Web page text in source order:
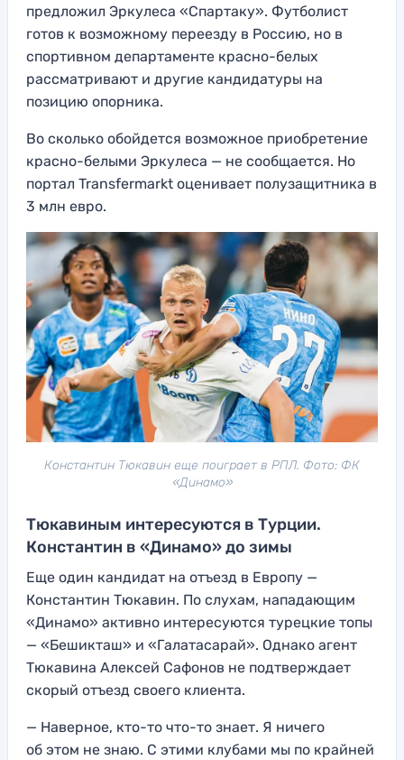
предложил Эркулеса «Спартаку». Футболист
готов к возможному переезду в Россию, но в
спортивном департаменте красно-белых
рассматривают и другие кандидатуры на
позицию опорника.
Во сколько обойдется возможное приобретение
красно-белыми Эркулеса — не сообщается. Но
портал Transfermarkt оценивает полузащитника в
3 млн евро.
Константин Тюкавин еще поиграет в РПЛ. Фото: ФК
«Динамо»
Тюкавиным интересуются в Турции.
Константин в «Динамо» до зимы
Еще один кандидат на отъезд в Европу —
Константин Тюкавин. По слухам, нападающим
«Динамо» активно интересуются турецкие топы
— «Бешикташ» и «Галатасарай». Однако агент
Тюкавина Алексей Сафонов не подтверждает
скорый отъезд своего клиента.
— Наверное, кто-то что-то знает. Я ничего
об этом не знаю. С этими клубами мы по крайней